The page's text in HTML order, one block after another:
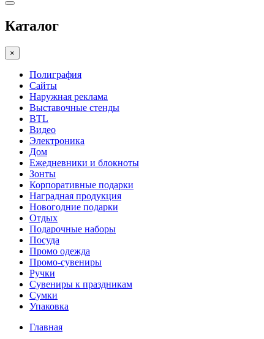
Каталог
×
Полиграфия
Сайты
Наружная реклама
Выставочные стенды
BTL
Видео
Электроника
Дом
Ежедневники и блокноты
Зонты
Корпоративные подарки
Наградная продукция
Новогодние подарки
Отдых
Подарочные наборы
Посуда
Промо одежда
Промо-сувениры
Ручки
Сувениры к праздникам
Сумки
Упаковка
Главная